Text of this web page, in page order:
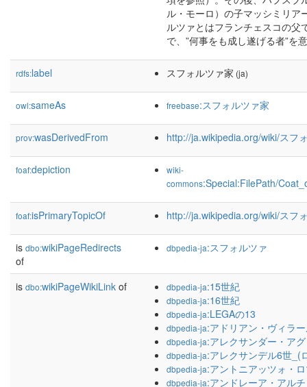
ル・モーロ）の子マッシミリア
ルツァとはフランチェスコの父
で、”何事をも成し遂げる者”を
rdfs:label スフォルツァ家 (ja)
owl:sameAs freebase:スフォルツァ家
prov:wasDerivedFrom http://ja.wikipedia.org/wiki/スフ
foaf:depiction
wiki-
commons:Special:FilePath/
foaf:isPrimaryTopicOf http://ja.wikipedia.org/wiki/スフ
is dbo:wikiPageRedirects
of
dbpedia-ja:スフォルツァ
is dbo:wikiPageWikiLink of dbpedia-ja:15世紀
dbpedia-ja:16世紀
dbpedia-ja:LEGAの13
dbpedia-ja:アドリアン・ヴィラ
dbpedia-ja:アレクサンダー・ア
dbpedia-ja:アレクサンデル6世_(
dbpedia-ja:アントニアッツォ・
dbpedia-ja:アンドレーア・アル